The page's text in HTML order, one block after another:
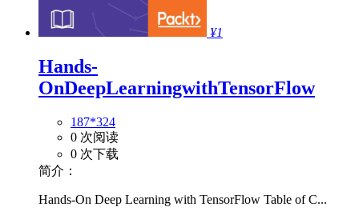
¥1
Hands-
OnDeepLearningwithTensorFlow
187*324
0 次阅读
0 次下载
简介：
Hands-On Deep Learning with TensorFlow Table of C...